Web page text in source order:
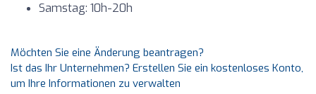
Samstag: 10h-20h
Möchten Sie eine Änderung beantragen?
Ist das Ihr Unternehmen? Erstellen Sie ein kostenloses Konto,
um Ihre Informationen zu verwalten